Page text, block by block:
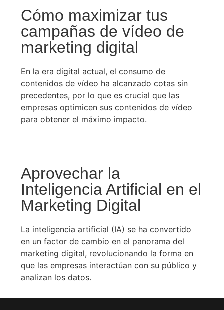
Cómo maximizar tus
campañas de vídeo de
marketing digital
En la era digital actual, el consumo de
contenidos de vídeo ha alcanzado cotas sin
precedentes, por lo que es crucial que las
empresas optimicen sus contenidos de vídeo
para obtener el máximo impacto.
Aprovechar la
Inteligencia Artificial en el
Marketing Digital
La inteligencia artificial (IA) se ha convertido
en un factor de cambio en el panorama del
marketing digital, revolucionando la forma en
que las empresas interactúan con su público y
analizan los datos.